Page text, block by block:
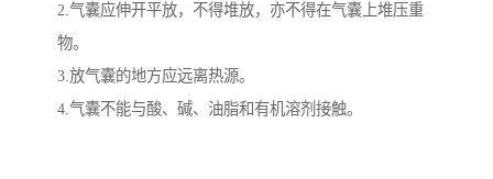
2.气囊应伸开平放，不得堆放，亦不得在气囊上堆压重
物。
3.放气囊的地方应远离热源。
4.气囊不能与酸、碱、油脂和有机溶剂接触。